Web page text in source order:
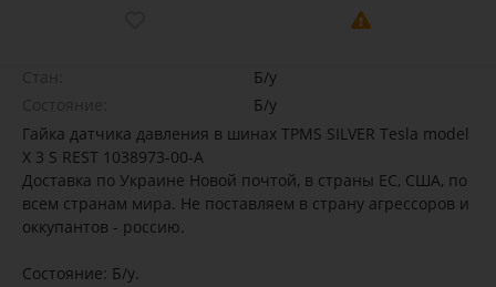
Б/у
Б/у
Гайка датчика давления в шинах TPMS SILVER Tesla model
X 3 S REST 1038973-00-A
Доставка по Украине Новой почтой, в страны ЕС, США, по
всем странам мира. Не поставляем в страну агрессоров и
оккупантов - россию.
Состояние: Б/у.